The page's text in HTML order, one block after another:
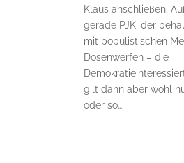
Klaus anschließen.
gerade PJK, der
mit populistischen
Dosenwerfen – die
gilt dann aber wohl
oder so…